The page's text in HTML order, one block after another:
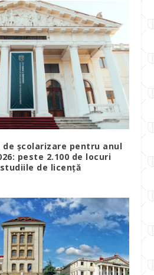
școlarizare pentru anul
peste 2.100 de locuri
de licență